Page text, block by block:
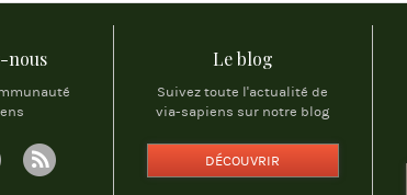
nous Le blog
Suivez toute l'actualité de
via-sapiens sur notre blog
DÉCOUVRIR